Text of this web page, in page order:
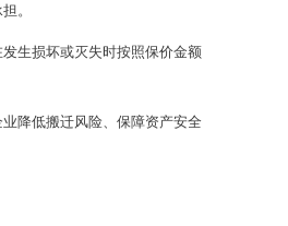
。
生损坏或灭失时按照保价金额
降低搬迁风险、保障资产安全